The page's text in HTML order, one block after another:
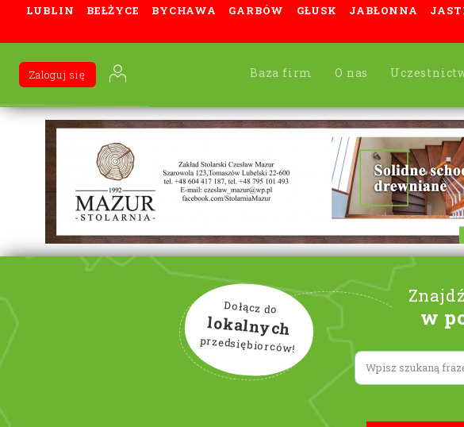
LUBLIN BEŁŻYCE BYCHAWA GARBÓW GŁUSK JABŁONNA
Baza firm O nas
Zaloguj się
w
Dołącz do
lokalnych
przedsiębiorców!
Lorem ipsum